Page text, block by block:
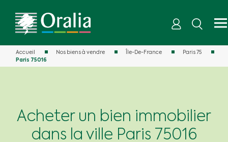
Accueil Nos biens à vendre Île-De-France
Paris 75
Paris 75016
Acheter un bien immobilier
dans la ville Paris 75016